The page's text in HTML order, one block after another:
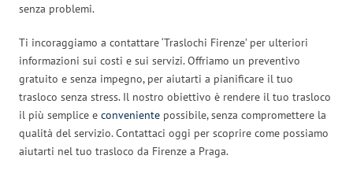
senza problemi.
Ti incoraggiamo a contattare ‘Traslochi Firenze’ per ulteriori
informazioni sui costi e sui servizi. Offriamo un preventivo
gratuito e senza impegno, per aiutarti a pianificare il tuo
trasloco senza stress. Il nostro obiettivo è rendere il tuo trasloco
il più semplice e conveniente possibile, senza compromettere la
qualità del servizio. Contattaci oggi per scoprire come possiamo
aiutarti nel tuo trasloco da Firenze a Praga.